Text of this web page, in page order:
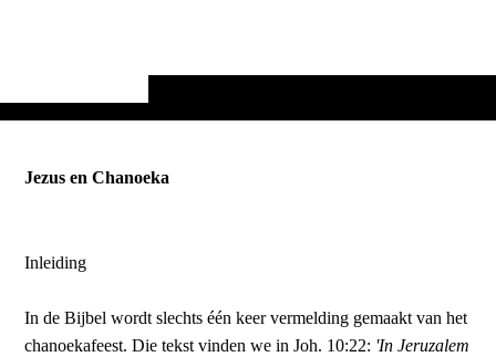
Jezus en Chanoeka
Inleiding
In de Bijbel wordt slechts één keer vermelding gemaakt van het
chanoekafeest. Die tekst vinden we in Joh. 10:22: 'In Jeruzalem